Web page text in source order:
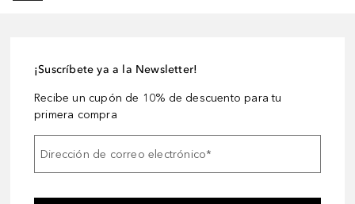
¡Suscríbete ya a la Newsletter!
Recibe un cupón de 10% de descuento para tu
primera compra
Dirección de correo electrónico*